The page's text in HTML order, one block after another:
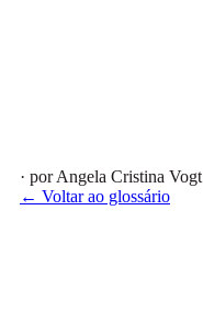
· por Angela Cristina Vogt
← Voltar ao glossário